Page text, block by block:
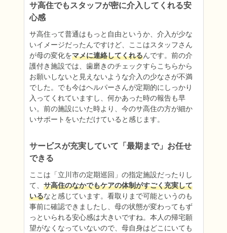
サ高住でもスタッフが密に介入してくれる安
心感
サ高住って普通はもっと自由というか、介入が少な
いイメージだったんですけど、ここはスタッフさん
が母の変化をマメに連絡してくれるんです。前の介
護付き施設では、歯磨きのチェックすらこちらから
お願いしないと見えないような介入の少なさが不満
でした。でも今はヘルパーさんが定期的にしっかり
入ってくれていますし、何かあった時の報告も早
い。前の施設にいた時より、今のサ高住の方が細か
いサポートをいただけていると感じます。
サービスが充実していて「最期まで」お任せ
できる
ここは「立川市の定期巡回」の指定施設だったりし
て、 サ高住のなかでもケアの体制がすごく充実して
いるなと感じています。看取りまで可能というのも
事前に確認できましたし、母の状態が変わってもず
っといられる安心感は大きいですね。本人の帰宅願
望がなくなっていないので、母自身はどこにいても